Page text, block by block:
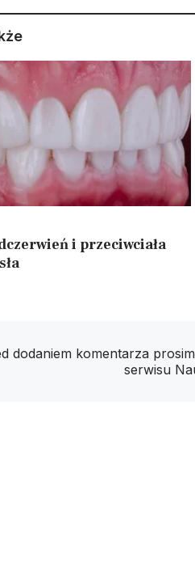
i przeciwciała
dodaniem komentarza
serwisu